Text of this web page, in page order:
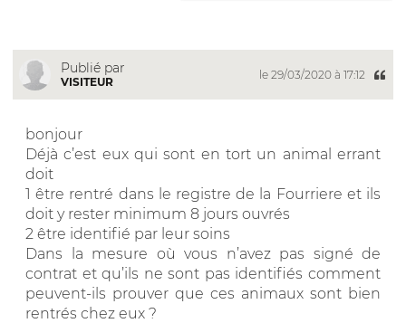
Publié par
VISITEUR
le 29/03/2020 à 17:12
bonjour
Déjà c’est eux qui sont en tort un animal errant
doit
1 être rentré dans le registre de la Fourriere et ils
doit y rester minimum 8 jours ouvrés
2 être identifié par leur soins
Dans la mesure où vous n’avez pas signé de
contrat et qu’ils ne sont pas identifiés comment
peuvent-ils prouver que ces animaux sont bien
rentrés chez eux ?